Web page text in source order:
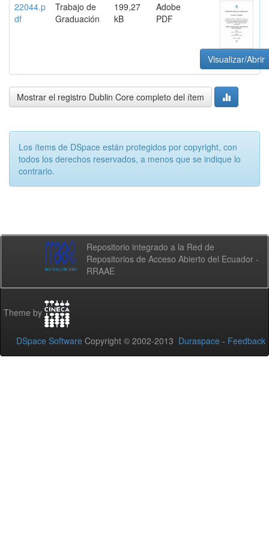
22044.p
df
Trabajo de
Graduación
199,27
kB
Adobe
PDF
Visualizar/Abrir
Mostrar el registro Dublin Core completo del ítem
Los ítems de DSpace están protegidos por copyright, con
todos los derechos reservados, a menos que se indique lo
contrario.
Repositorio integrado a la Red de
Repositorios de Acceso Abierto del Ecuador -
RRAAE
Theme by
DSpace Software Copyright © 2002-2013 Duraspace - Feedback